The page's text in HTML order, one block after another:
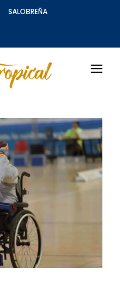
SALOBREÑA